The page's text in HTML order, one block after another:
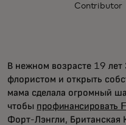
Contributor
В нежном возрасте 19 лет
флористом и открыть
мама сделала огромный
чтобы
Форт-Лэнгли, Британская